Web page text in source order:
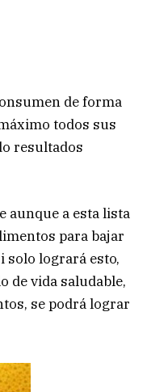
de forma
todos sus
resultados
aunque a esta lista
para bajar
solo logrará esto,
de vida saludable,
se podrá lograr